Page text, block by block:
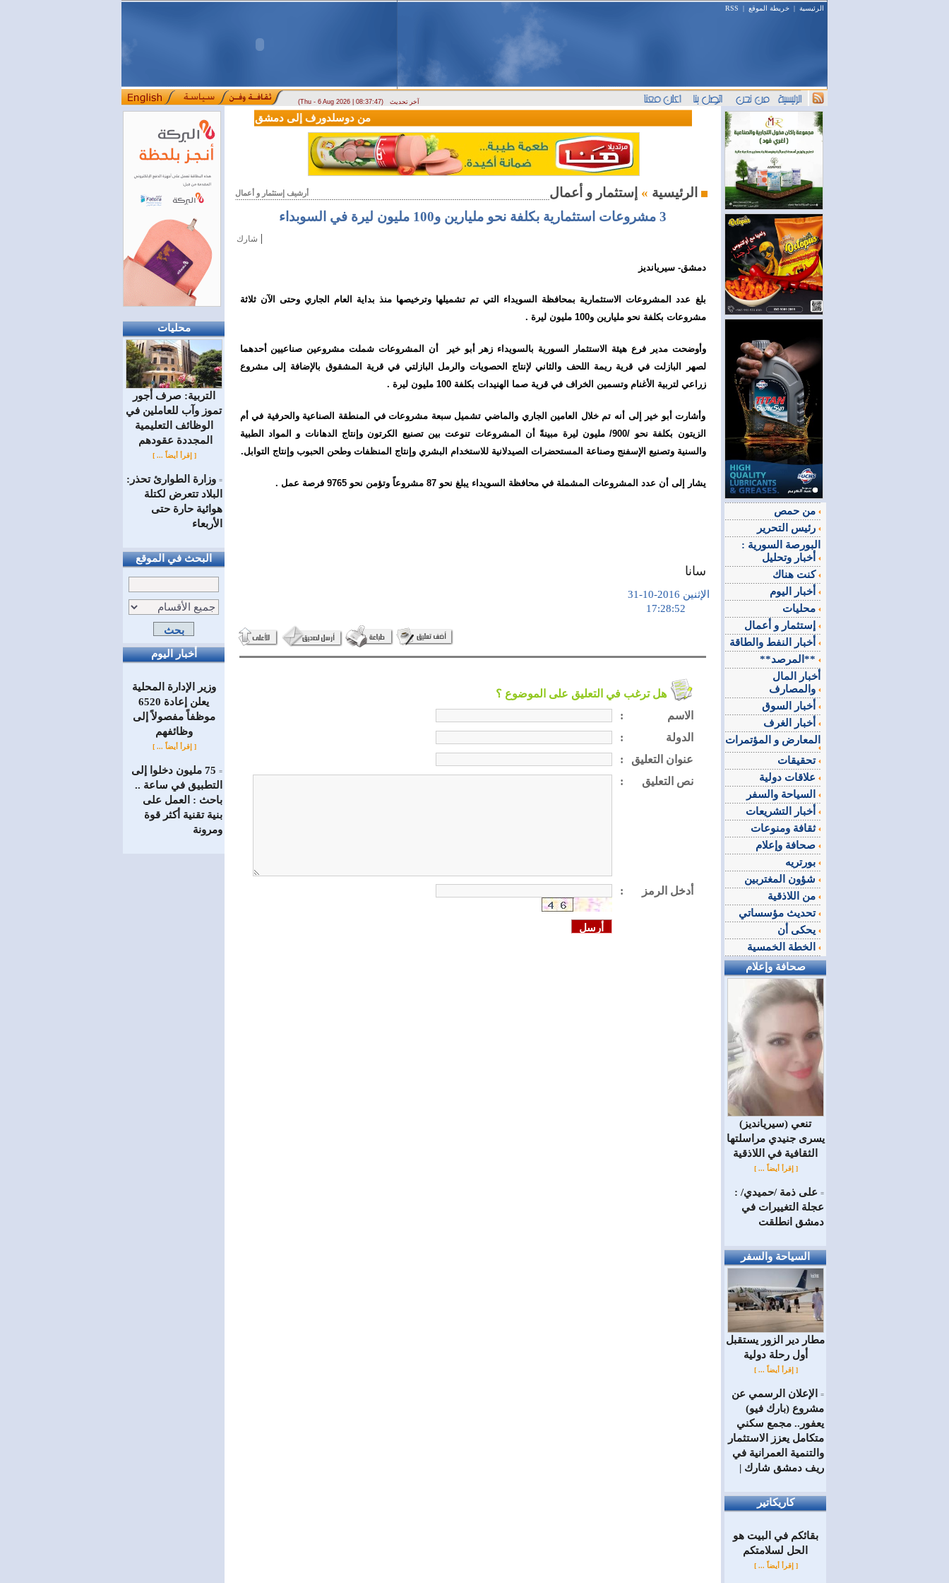
الرئيسية | خريطة الموقع |
RSS
(Thu - 6 Aug 2026 | 08:37:47) آخر تحديث
محليات
التربية: صرف أجور
تموز وآب للعاملين في
الوظائف ‏التعليمية
المجددة عقودهم ‏
[ إقرأ أيضاً ... ]
= وزارة الطوارئ تحذر:
البلاد تتعرض لكتلة
هوائية حارة حتى
الأربعاء
البحث في الموقع
أخبار اليوم
وزير الإدارة المحلية
يعلن إعادة 6520
موظفاً مفصولاً إلى
‏وظائفهم
[ إقرأ أيضاً ... ]
=
75 مليون دخلوا إلى
التطبيق في ساعة ..
باحث : العمل على
بنية تقنية أكثر قوة
ومرونة
وصول أول رحلة لشركة LEAV Aviation من دوسلدورف إلى دمشق:::: المصرف التجاري السوري يمدّد ساعات العمل حتى
أرشيف إستثمار و أعمال الرئيسية »
3 مشروعات استثمارية بكلفة نحو مليارين و100 مليون ليرة في السوبداء
شارك |
دمشق- سيريانديز
بلغ عدد المشروعات الاستثمارية بمحافظة السويداء التي تم تشميلها وترخيصها منذ بداية العام الجاري وحتى الآن ثلاثة
مشروعات بكلفة نحو مليارين و100 مليون ليرة .
وأوضحت مدير فرع هيئة الاستثمار السورية بالسويداء زهر أبو خير أن المشروعات شملت مشروعين صناعيين أحدهما
لصهر البازلت في قرية ريمة اللحف والثاني لإنتاج الحصويات والرمل البازلتي في قرية المشقوق بالإضافة إلى مشروع
زراعي لتربية الأغنام وتسمين الخراف في قرية صما الهنيدات بكلفة 100 مليون ليرة .
وأشارت أبو خير إلى أنه تم خلال العامين الجاري والماضي تشميل سبعة مشروعات في المنطقة الصناعية والحرفية في أم
الزيتون بكلفة نحو /900/ مليون ليرة مبينةً أن المشروعات تنوعت بين تصنيع الكرتون وإنتاج الدهانات و المواد الطبية
والسنية وتصنيع الإسفنج وصناعة المستحضرات الصيدلانية للاستخدام البشري وإنتاج المنظفات وطحن الحبوب وإنتاج التوابل.
يشار إلى أن عدد المشروعات المشملة في محافظة السويداء يبلغ نحو 87 مشروعاً وتؤمن نحو 9765 فرصة عمل .
سانا
الإثنين 2016-10-31
هل ترغب في التعليق على الموضوع ؟
:
الاسم
:
الدولة
:
عنوان التعليق
:
نص التعليق
: أدخل الرمز
البورصة السورية :
كنت هناك
**المرصد**
أخبار المال
المعارض و المؤتمرات
تحقيقات
ثقافة ومنوعات
تحديث مؤسساتي
صحافة وإعلام
(سيريانديز) تنعي
يسرى جنيدي مراسلتها
الثقافية في اللاذقية
[ إقرأ أيضاً ... ]
= على ذمة /حميدي/ :
عجلة التغييرات في
دمشق انطلقت
السياحة والسفر
مطار دير الزور يستقبل
أول رحلة دولية
[ إقرأ أيضاً ... ]
=
الإعلان الرسمي عن
مشروع (بارك فيو)
يعفور.. مجمع سكني
متكامل يعزز الاستثمار
والتنمية العمرانية في
ريف دمشق شارك |
كاريكاتير
بقائكم في البيت هو
الحل لسلامتكم
[ إقرأ أيضاً ... ]